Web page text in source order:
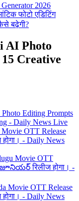
2026
फोटो एडिटिंग
बढ़ेगी?
AI Photo
Creative
Editing Prompts
- Daily News Live
OTT Release
- Daily News
Movie OTT
रिलीज होगा। -
Movie OTT Release
- Daily News